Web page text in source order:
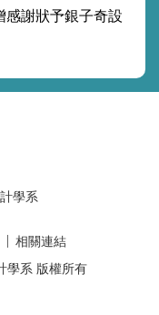
謝狀予銀子奇設
學系
相關連結
學系 版權所有